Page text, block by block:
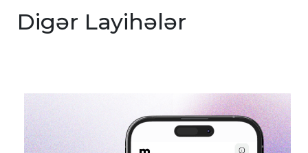
Digər Layihələr